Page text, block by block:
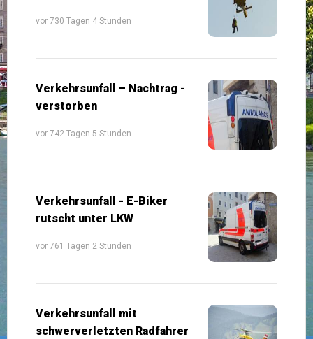
vor 730 Tagen 4 Stunden
Verkehrsunfall – Nachtrag -
verstorben
vor 742 Tagen 5 Stunden
Verkehrsunfall - E-Biker
rutscht unter LKW
vor 761 Tagen 2 Stunden
Verkehrsunfall mit
schwerverletzten Radfahrer